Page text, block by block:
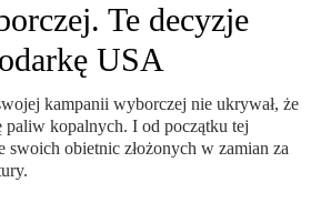
Te decyzje
USA
kampanii wyborczej nie ukrywał, że
paliw kopalnych. I od początku tej
swoich obietnic złożonych w zamian za